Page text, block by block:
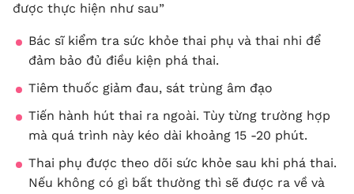
được thực hiện như sau”
Bác sĩ kiểm tra sức khỏe thai phụ và thai nhi để
đảm bảo đủ điều kiện phá thai.
Tiêm thuốc giảm đau, sát trùng âm đạo
Tiến hành hút thai ra ngoài. Tùy từng trường hợp
mà quá trình này kéo dài khoảng 15 -20 phút.
Thai phụ được theo dõi sức khỏe sau khi phá thai.
Nếu không có gì bất thường thì sẽ được ra về và